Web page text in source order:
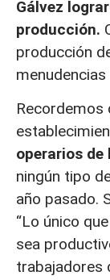
Gálvez
producción.
producción
menudencias
Recordemos
operarios
ningún tipo
año pasado.
“Lo único
sea
trabajadores